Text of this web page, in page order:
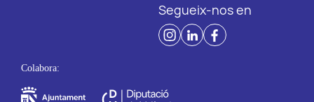
Segueix-nos en